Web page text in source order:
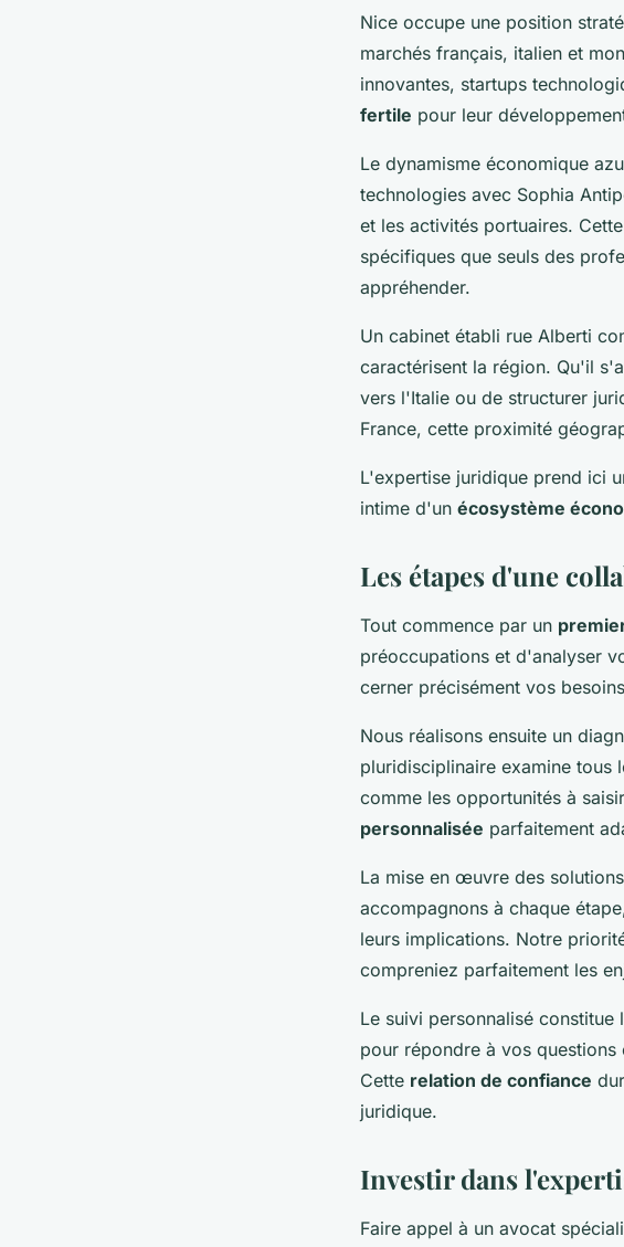
Nice occupe une position
marchés français, italien et
innovantes, startups
fertile pour leur
Le dynamisme économique
technologies avec Sophia
et les activités portuaires.
spécifiques que seuls des
appréhender.
Un cabinet établi rue Alberti
caractérisent la région. Qu'il
vers l'Italie ou de structurer
France, cette proximité
L'expertise juridique prend ici
intime d'un écosystème
Les étapes d'une
Tout commence par un
préoccupations et d'analyser
cerner précisément vos
Nous réalisons ensuite un
pluridisciplinaire examine tous
comme les opportunités à
personnalisée parfaitement
La mise en œuvre des
accompagnons à chaque
leurs implications. Notre
compreniez parfaitement les
Le suivi personnalisé
pour répondre à vos
Cette relation de confiance
juridique.
Investir dans
Faire appel à un avocat